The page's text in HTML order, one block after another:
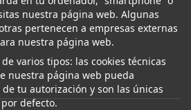
nuestra página web. Algunas
pertenecen a empresas externas
nuestra página web.
varios tipos: las cookies técnicas
nuestra página web pueda
tu autorización y son las únicas
defecto.